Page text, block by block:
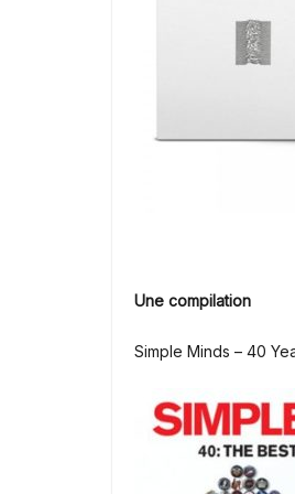
Une compilation
Simple Minds – 40